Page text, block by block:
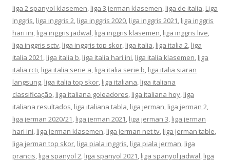
liga 2 spanyol klasemen, liga 3 jerman klasemen, liga de italia, Liga
Inggris, liga inggris 2, liga inggris 2020, liga inggris 2021, liga inggris
hari ini, liga inggris jadwal, liga inggris klasemen, liga inggris live,
liga inggris sctv, liga inggris top skor, liga italia, liga italia 2, liga
italia 2021, liga italia b, liga italia hari ini, liga italia klasemen, liga
italia rcti, liga italia serie a, liga italia serie b, liga italia siaran
langsung, liga italia top skor, liga italiana, liga italiana
classificação, liga italiana goleadores, liga italiana hoy, liga
italiana resultados, liga italiana tabla, liga jerman, liga jerman 2,
liga jerman 2020/21, liga jerman 2021, liga jerman 3, liga jerman
hari ini, liga jerman klasemen, liga jerman net tv, liga jerman table,
liga jerman top skor, liga piala inggris, liga piala jerman, liga
prancis, liga spanyol 2, liga spanyol 2021, liga spanyol jadwal, liga